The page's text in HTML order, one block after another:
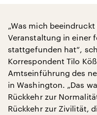
„Was mich
Veranstaltung in einer
stattgefunden hat“,
Korrespondent Tilo
Amtseinführung des
in Washington. „Das
Rückkehr zur
Rückkehr zur Zivilität,